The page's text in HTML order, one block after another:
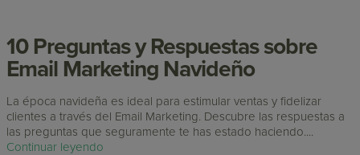
10 Preguntas y Respuestas sobre
Email Marketing Navideño
La época navideña es ideal para estimular ventas y fidelizar
clientes a través del Email Marketing. Descubre las respuestas a
las preguntas que seguramente te has estado haciendo....
Continuar leyendo